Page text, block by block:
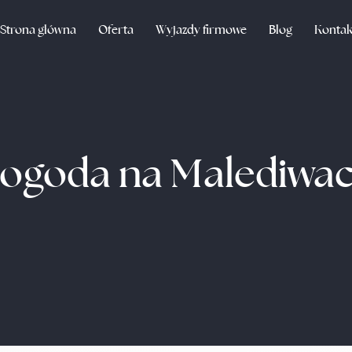
Strona główna Oferta Wyjazdy firmowe Blog
na